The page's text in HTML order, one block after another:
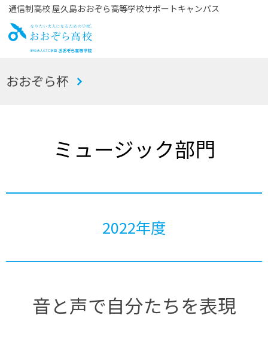
通信制高校 屋久島おおぞら高等学校サポートキャンパス
お
おおぞら杯
ミュージック部門
2022年度
音と声で自分たちを表現